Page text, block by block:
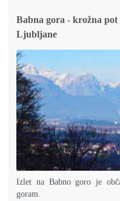
Babna gora - krožna
Ljubljane
Izlet na Babno goro je
goram.